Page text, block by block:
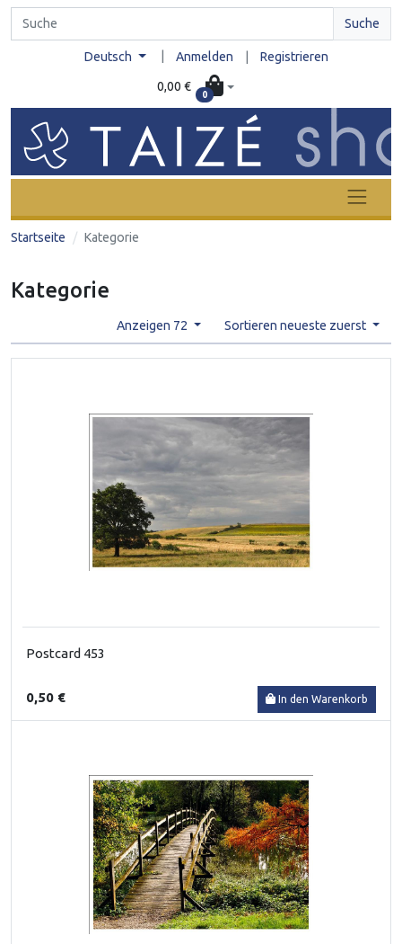
Suche
Deutsch Anmelden Registrieren
0,00 €
0
Startseite Kategorie
Kategorie
Anzeigen 72 Sortieren neueste zuerst
Postcard 453
0,50 € In den Warenkorb